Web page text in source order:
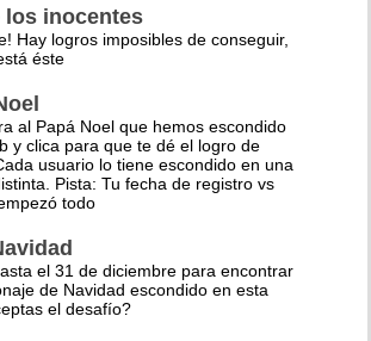
los inocentes
Hay logros imposibles de conseguir,
éste
al Papá Noel que hemos escondido
y clica para que te dé el logro de
usuario lo tiene escondido en una
Pista: Tu fecha de registro vs
todo
el 31 de diciembre para encontrar
de Navidad escondido en esta
el desafío?